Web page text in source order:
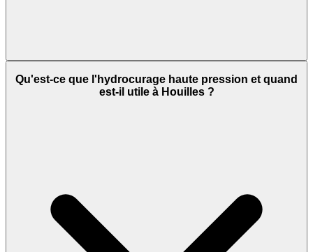
Qu'est-ce que l'hydrocurage haute pression et quand
est-il utile à Houilles ?